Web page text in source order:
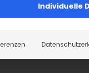
Individuelle